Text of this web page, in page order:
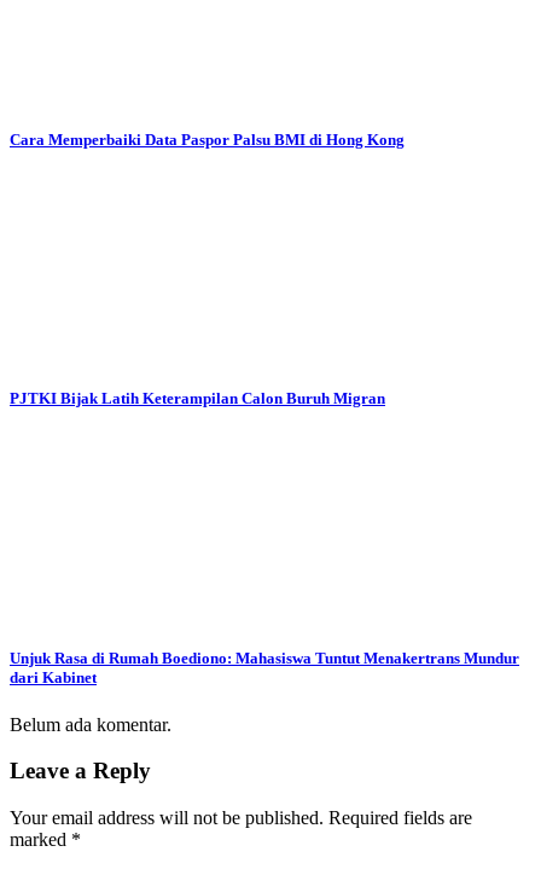
Cara Memperbaiki Data Paspor Palsu BMI di Hong Kong
PJTKI Bijak Latih Keterampilan Calon Buruh Migran
Unjuk Rasa di Rumah Boediono: Mahasiswa Tuntut Menakertrans Mundur
dari Kabinet
Belum ada komentar.
Leave a Reply
Your email address will not be published. Required fields are
marked *